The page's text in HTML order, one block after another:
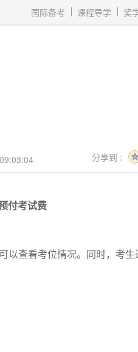
国际备考 课程导学 奖
分享到 :
付考试费
以查看考位情况。同时，考生
获取验证码
您的密码